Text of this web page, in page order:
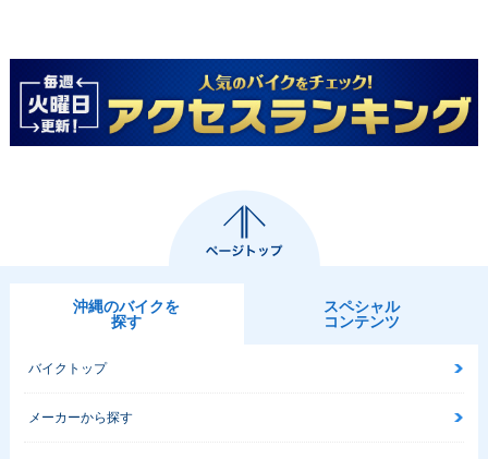
沖縄のバイクを
探す
スペシャル
コンテンツ
バイクトップ
メーカーから探す